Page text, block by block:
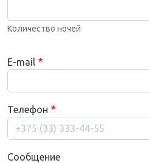
Количество ночей
E-mail
Телефон
Сообщение